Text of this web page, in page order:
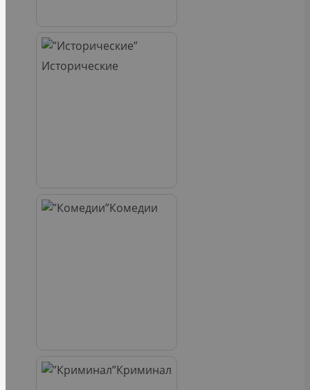
Исторические
Комедии
Криминал